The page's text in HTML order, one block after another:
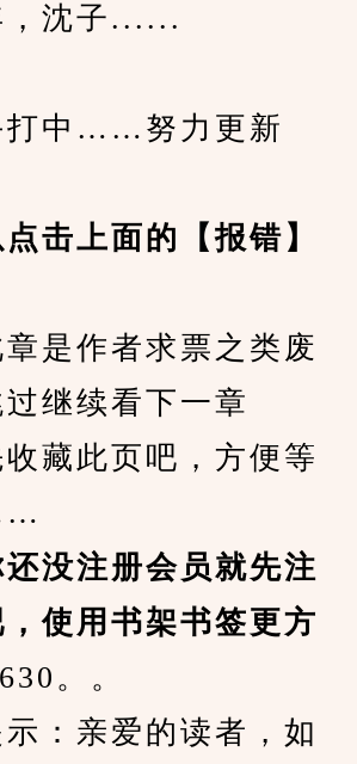
沈子......
中……努力更新
击上面的【报错】
作者求票之类废
继续看下一章
此页吧，方便等
注册会员就先注
使用书架书签更方
。。
亲爱的读者，如